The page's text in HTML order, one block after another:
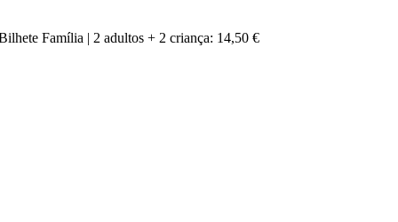
Família | 2 adultos + 2 criança: 14,50 €